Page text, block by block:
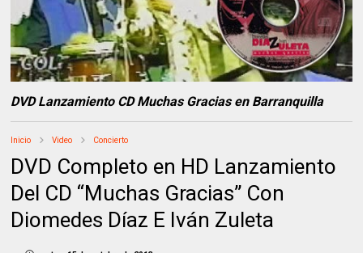
DVD Lanzamiento CD Muchas Gracias en Barranquilla
Inicio Video Concierto
DVD Completo en HD Lanzamiento
Del CD “Muchas Gracias” Con
Diomedes Díaz E Iván Zuleta